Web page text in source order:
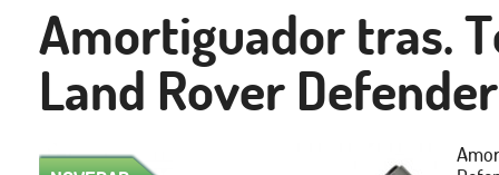
Amortiguador tras.
Land Rover